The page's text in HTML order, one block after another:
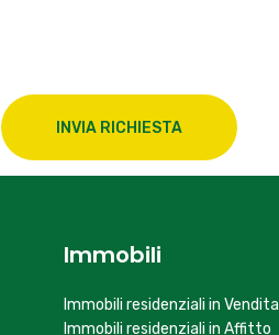
INVIA RICHIESTA
Immobili
Immobili residenziali in Vendita
Immobili residenziali in Affitto